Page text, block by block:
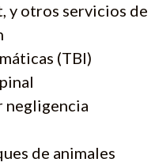
y otros servicios de
(TBI)
negligencia
de animales